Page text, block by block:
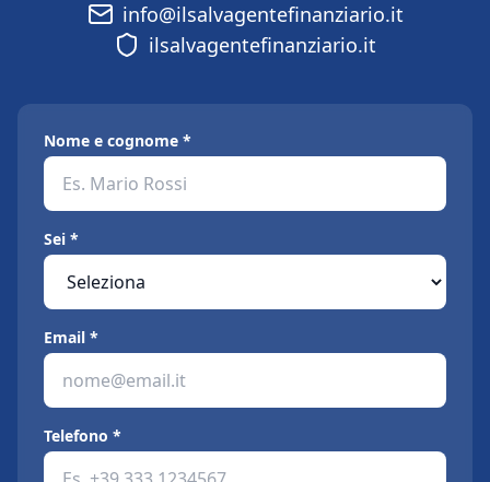
info@ilsalvagentefinanziario.it
ilsalvagentefinanziario.it
Nome e cognome *
Sei *
Email *
Telefono *